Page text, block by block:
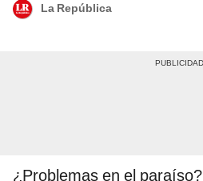
La República
¿Problemas en el paraíso?